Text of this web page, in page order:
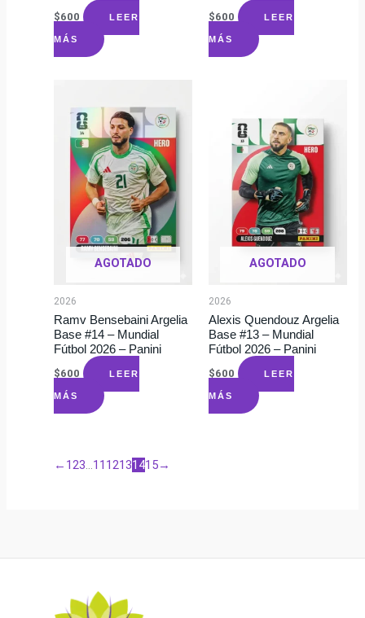
$600 LEER
MÁS
$600 LEER
MÁS
AGOTADO
2026
Ramv Bensebaini Argelia
Base #14 – Mundial
Fútbol 2026 – Panini
$600 LEER
MÁS
AGOTADO
2026
Alexis Quendouz Argelia
Base #13 – Mundial
Fútbol 2026 – Panini
$600 LEER
MÁS
← 123…11 12131415→